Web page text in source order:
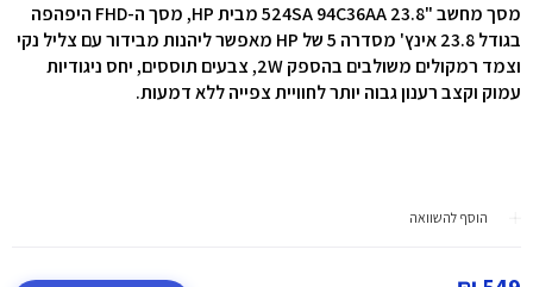
מסך מחשב "23.8 524SA 94C36AA מבית HP, מסך ה-FHD היפהפה
בגודל 23.8 אינץ' מסדרה 5 של HP מאפשר ליהנות מבידור עם צליל נקי
וצמד רמקולים משולבים בהספק 2W, צבעים תוססים, יחס ניגודיות
עמוק וקצב רענון גבוה יותרלחוויית צפייה ללא דמעות.
הוסף להשוואה